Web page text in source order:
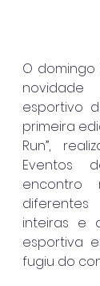
O
esportivo
primeira
Run”,
Eventos
encontro
inteiras e
esportiva
fugiu do